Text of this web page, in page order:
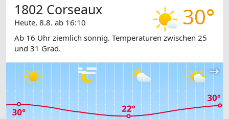
30°
1802 Corseaux
Heute, 8.8. ab 16:10
Ab 16 Uhr ziemlich sonnig. Temperaturen zwischen 25
und 31 Grad.